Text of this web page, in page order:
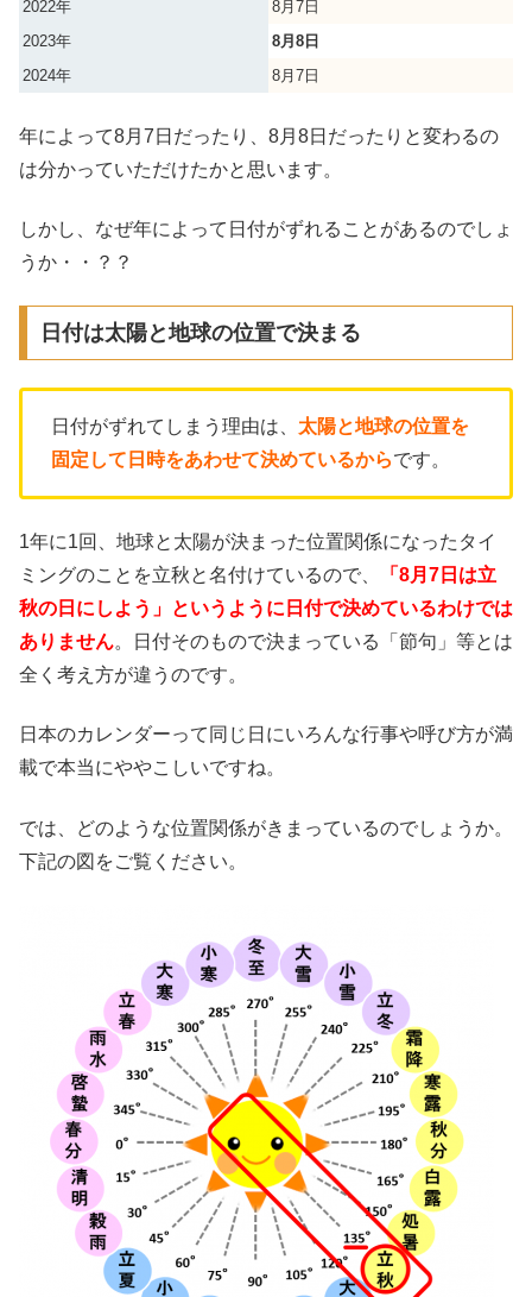
2022年
8月7日
2023年
8月8日
2024年
8月7日
年によって8月7日だったり、8月8日だったりと変わるの
は分かっていただけたかと思います。
しかし、なぜ年によって日付がずれることがあるのでしょ
うか・・？？
日付は太陽と地球の位置で決まる
日付がずれてしまう理由は、 太陽と地球の位置を
固定して日時をあわせて決めているからです。
1年に1回、地球と太陽が決まった位置関係になったタイ
ミングのことを立秋と名付けているので、
「8月7日は立
秋の日にしよう」というように日付で決めているわけでは
ありません。日付そのもので決まっている「節句」等とは
全く考え方が違うのです。
日本のカレンダーって同じ日にいろんな行事や呼び方が満
載で本当にややこしいですね。
では、どのような位置関係がきまっているのでしょうか。
下記の図をご覧ください。